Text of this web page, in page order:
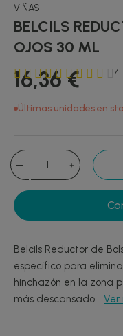
VIÑAS
BELCILS
OJOS 30 ML
16,36 € 4
Últimas unidades en
Belcils Reductor de
específico para
hinchazón en la zona
más descansado... Ver